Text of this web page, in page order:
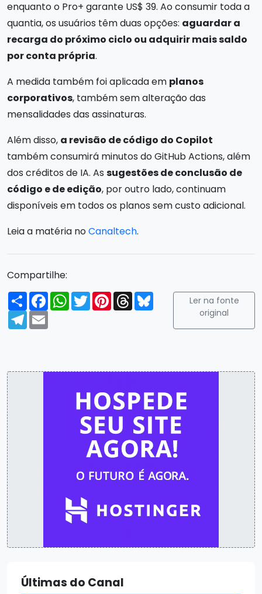
enquanto o Pro+ garante US$ 39. Ao consumir toda a
quantia, os usuários têm duas opções: aguardar a
recarga do próximo ciclo ou adquirir mais saldo
por conta própria.
A medida também foi aplicada em planos
corporativos, também sem alteração das
mensalidades das assinaturas.
Além disso, a revisão de código do Copilot
também consumirá minutos do GitHub Actions, além
dos créditos de IA. As sugestões de conclusão de
código e de edição, por outro lado, continuam
disponíveis em todos os planos sem custo adicional.
Leia a matéria noCanaltech.
Compartilhe:
Compartilhar
FacebookWhatsApp
TwitterPinterest
ThreadsBluesky
Telegram
Email
Ler na fonte
original
Últimas do Canal